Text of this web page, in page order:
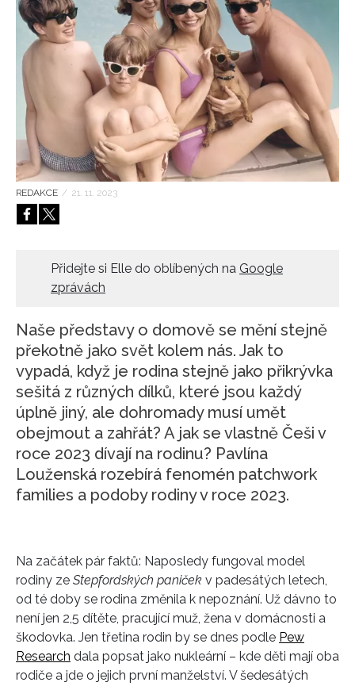
HOME
REDAKCE / 21. 11. 2023
Přidejte si Elle do oblíbených na Google
zprávách
Naše představy o domově se mění stejně
překotně jako svět kolem nás. Jak to
vypadá, když je rodina stejně jako přikrývka
sešitá z různých dílků, které jsou každý
úplně jiný, ale dohromady musí umět
obejmout a zahřát? A jak se vlastně Češi v
roce 2023 dívají na rodinu? Pavlína
Louženská rozebírá fenomén patchwork
families a podoby rodiny v roce 2023.
Na začátek pár faktů: Naposledy fungoval model
rodiny ze Stepfordských paniček v padesátých letech,
od té doby se rodina změnila k nepoznání. Už dávno to
není jen 2,5 dítěte, pracující muž, žena v domácnosti a
škodovka. Jen třetina rodin by se dnes podle Pew
Research dala popsat jako nukleární – kde děti mají oba
rodiče a jde o jejich první manželství. V šedesátých